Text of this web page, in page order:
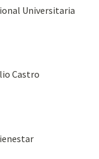
Universitaria
Castro